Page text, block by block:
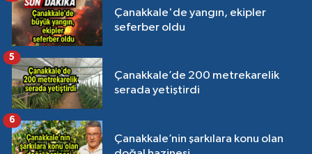
Çanakkale'de yangın, ekipler
seferber oldu
Çanakkale’de 200 metrekarelik
serada yetiştirdi
5
Çanakkale’nin şarkılara konu olan
6